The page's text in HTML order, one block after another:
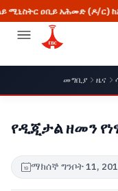
አሕመድ (ዶ/ር) ከኦቢኤን ጋር
መግቢያ ዜና
የዲጂታል ዘመን
ማክሰኞ ግንቦት 11,